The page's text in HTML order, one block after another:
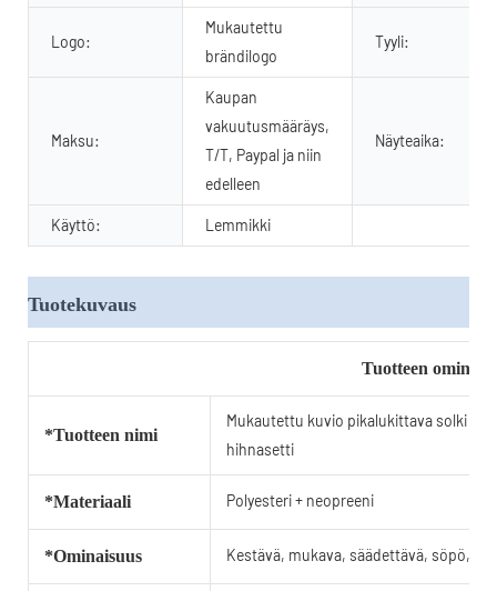
Logo:
Mukautettu
brändilogo
Tyyli:
Maksu:
Kaupan
vakuutusmääräys,
T/T, Paypal ja niin
edelleen
Näyteaika:
Käyttö: Lemmikki
Tuotekuvaus
Tuotteen
*Tuotteen nimi
Mukautettu kuvio pikalukittava solki
hihnasetti
*Materiaali Polyesteri + neopreeni
*Ominaisuus Kestävä, mukava, säädettävä, söpö,